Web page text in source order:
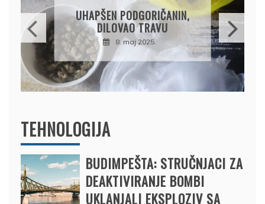
UHAPŠEN PODGORIČANIN,
DILOVAO TRAVU
8. maj 2025.
TEHNOLOGIJA
BUDIMPEŠTA: STRUČNJACI ZA
DEAKTIVIRANJE BOMBI
UKLANJALI EKSPLOZIV SA